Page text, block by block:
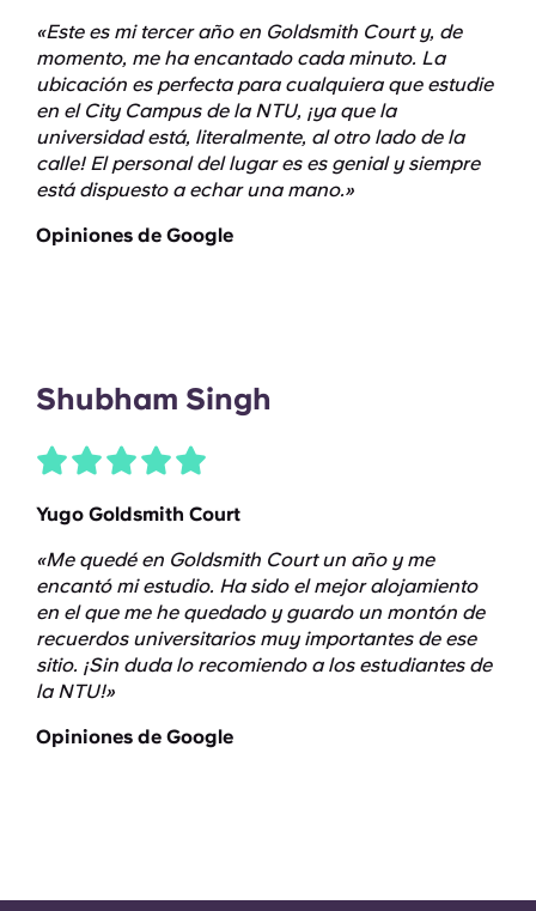
«Este es mi tercer año en Goldsmith Courty, de
momento, me ha encantado cada minuto. La
ubicación es perfecta para cualquiera que estudie
en el City Campus de la NTU, ¡ya que la
universidad está, literalmente, al otro lado de la
calle! El personal del lugar es es genialy siempre
está dispuesto a echar una mano.»
Opiniones de Google
Shubham Singh
Yugo Goldsmith Court
«Me quedé en Goldsmith Court un año y me
encantó mi estudio. Ha sido el mejor alojamiento
en el que me he quedado y guardo un montón de
recuerdos universitarios muy importantes de ese
sitio. ¡Sin duda lo recomiendo a los estudiantes de
la NTU!»
Opiniones de Google